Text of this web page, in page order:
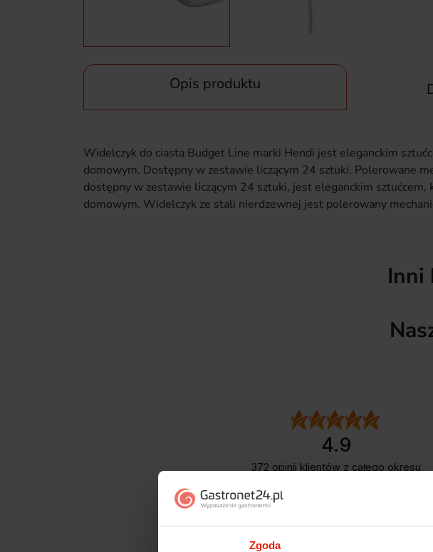
Zgoda
Opis produktu
Widelczyk do ciasta Budget Line marki Hendi jest eleganckim
domowym. Dostępny w zestawie liczącym 24 sztuki. Polerowane
dostępny w zestawie liczącym 24 sztuki, jest eleganckim
domowym. Widelczyk ze stali nierdzewnej jest polerowany
Inni
4.9
372 opinii klientów z całego okresu